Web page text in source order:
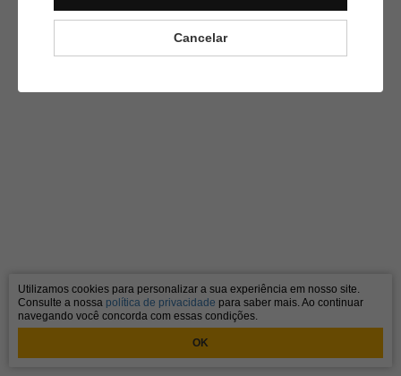
Cancelar
Utilizamos cookies para personalizar a sua experiência em nosso site.
Consulte a nossa política de privacidade para saber mais. Ao continuar
navegando você concorda com essas condições.
OK